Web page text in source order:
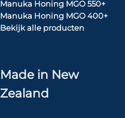
Manuka Honing MGO 550+
Manuka Honing MGO 400+
Bekijk alle producten
Made in New
Zealand